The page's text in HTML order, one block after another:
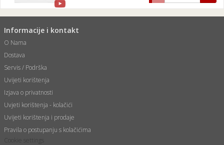
Informacije i kontakt
O Nama
Dostava
Servis / Podrška
Uvijeti korištenja
Izjava o privatnosti
Uvjeti korištenja - kolačići
Uvijeti korištenja i prodaje
Pravila o postupanju s kolačićima
Cookie settings